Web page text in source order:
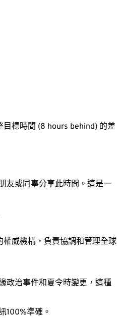
目標時間 (8 hours behind) 的差
友或同事分享此時間。這是一
威機構，負責協調和管理全球
政治事件和夏令時變更，這種
100%準確。